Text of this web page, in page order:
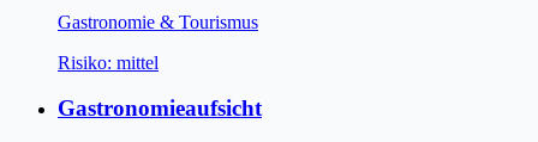
Gastronomie & Tourismus
Risiko: mittel
Gastronomieaufsicht